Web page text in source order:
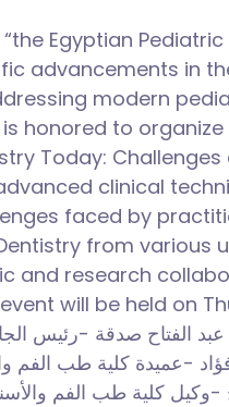
“the Egyptian
advancements in
modern
honored to
Today: Challenges
clinical
faced by
from various
and research
will be held on
عبد الفتاح صدقة -رئيس
-عميدة كلية طب الفم
-وكيل كلية طب الفم